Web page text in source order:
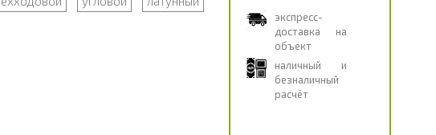
экспресс-
доставка на
объект
наличный и
безналичный
расчёт